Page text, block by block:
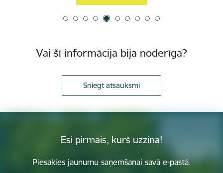
Vai šī informācija bija noderīga?
Sniegt atsauksmi
Esi pirmais, kurš uzzina!
Piesakies jaunumu saņemšanai savā e-pastā.